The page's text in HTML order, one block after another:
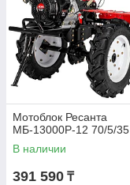
Мотоблок Ресанта
МБ-13000Р-12 70/5/35
В наличии
391 590 ₸